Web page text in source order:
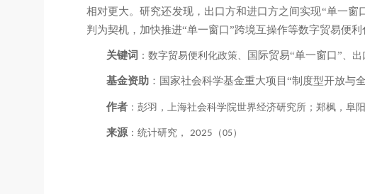
相对更大。研究还发现，出口方和进口方之间实现“单一
判为契机，加快推进“单一窗口”跨境互操作等数字贸易便利
关键词 ：数字贸易便利化政策、 国际贸易“单一窗口”、 出
基金资助 ：国家社会科学基金重大项目 “制度型开放与
作者 ：彭羽 ， 上海社会科学院世界经济研究所 ； 郑枫 ， 阜
来源：统计研究 ， 2025 （05）